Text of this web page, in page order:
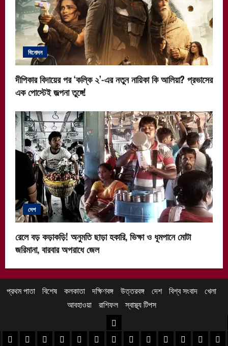
বিনোদন
দীপিকার বিদায়ের পর ‘কল্কি ২’-এর নতুন নায়িকা কি আলিয়া? প্রভাসের
এক পোস্টেই জল্পনা তুঙ্গে!
দেশ
রেলে বড় কড়াকড়ি! অনুমতি ছাড়া হকারি, ভিক্ষা ও ধূমপানে মোটা
জরিমানা, বারবার অপরাধে জেল
প্রথম পাতা বিশেষ কলকাতা দক্ষিণবঙ্গ উত্তরবঙ্গ দেশ বিশ্ব সংবাদ খেলা
আবহাওয়া
রাশিফল স্বাস্থ্য টিপস
খবর
খবর
পুরুলিয়া খবর
বাঁকুড়া খবরপশ্চিম বর্ধমান খবর
পূর্ব বর্ধমান খবর
বীরভূম খবরমুর্শিদাবাদ খবর
উত্তরবঙ্গ
কোচবিহার নিউজ
আলিপুরদুয়ার খবর
জলপাইগুড়ি খবর
শিলিগুড়ি খবর
উত্তরদক্ষিণ